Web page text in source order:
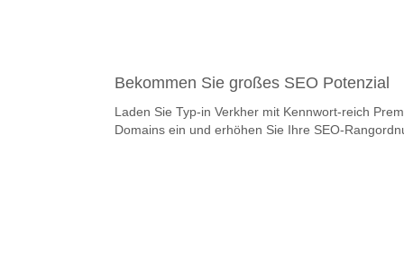
Bekommen Sie großes SEO Potenzial
Laden Sie Typ-in Verkher mit Kennwort-reich
Domains ein und erhöhen Sie Ihre SEO-